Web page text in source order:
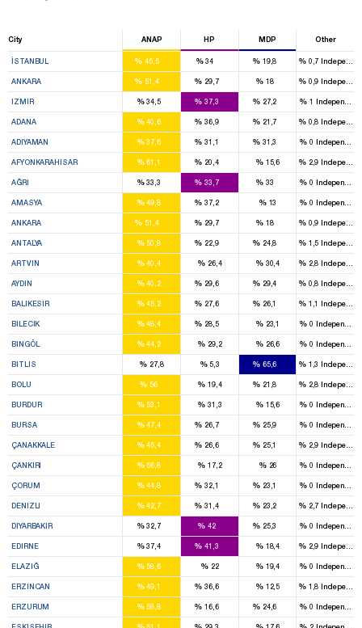
City ANAP HP MDP Other
İSTANBUL % 45,5
17
%34
13
%19,8
6
%0,7
ANKARA % 51,4 % 29,7 %18 %0,9
IZMIR %34,5 % 37,3 %27,2 % 1 Independent
ADANA %40,6 % 36,9 %21,7 %0,8
ADIYAMAN %37,6 % 31,1 %31,3 % 0 Independent
AFYONKARAHISAR %61,1 % 20,4 %15,6 %2,9
AĞRI %33,3 % 33,7 %33 % 0 Independent
AMASYA %49,8 % 37,2 %13 % 0 Independent
ANKARA % 51,4 % 29,7 %18 %0,9
ANTALYA %50,8 % 22,9 %24,8 %1,5
ARTVIN %40,4 % 26,4 %30,4 %2,8
AYDIN %40,2 % 29,6 %29,4 %0,8
BALIKESIR %45,2 % 27,6 %26,1 %1,1
BILECIK %48,4 % 28,5 %23,1 % 0 Independent
BINGÖL %44,2 % 29,2 %26,6 % 0 Independent
BITLIS % 27,8 %5,3 %65,6 %1,3
BOLU % 56 % 19,4 %21,8 %2,8
BURDUR %53,1 % 31,3 %15,6 % 0 Independent
BURSA %47,4 % 26,7 %25,9 % 0 Independent
ÇANAKKALE %45,4 % 26,6 %25,1 %2,9
ÇANKIRI %56,8 % 17,2 %26 % 0 Independent
ÇORUM %44,8 % 32,1 %23,1 % 0 Independent
DENIZLI %42,7 % 31,4 %23,2 %2,7
DIYARBAKIR %32,7 % 42 %25,3 % 0 Independent
EDIRNE %37,4 % 41,3 %18,4 %2,9
ELAZIĞ %58,6 %22 %19,4 % 0 Independent
ERZINCAN %49,1 % 36,6 %12,5 %1,8
ERZURUM %58,8 % 16,6 %24,6 % 0 Independent